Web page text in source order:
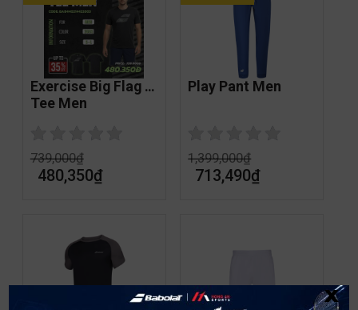
Exercise Big Flag
Tee Men
739,000₫
480,350₫
Play Pant Men
1,399,000₫
713,490₫
x